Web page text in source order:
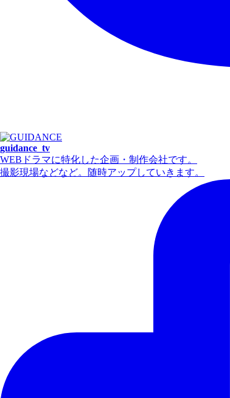
guidance_tv
WEBドラマに特化した企画・制作会社です。
撮影現場などなど。随時アップしていきます。